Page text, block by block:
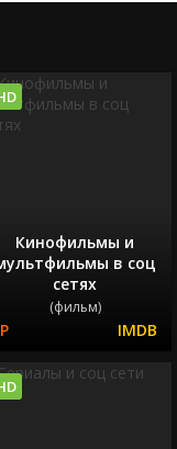
Кинофильмы и
в соц
сетях
(фильм)